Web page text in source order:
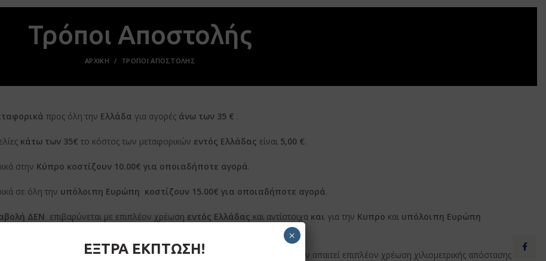
Τρόποι Αποστολής
ΑΡΧΙΚΉ ΤΡΌΠΟΙ ΑΠΟΣΤΟΛΉΣ
προς όλη την Ελλάδα για αγορές άνω των 35 € .
κάτω των 35€ το κόστος των μεταφορικών εντός Ελλάδας είναι 5,00 €.
στην Κύπρο κοστίζουν 10.00€ για οποιαδήποτε αγορά.
σε όλη την υπόλοιπη Ευρώπη κοστίζουν 15.00€ για οποιαδήποτε αγορά.
ΔΕΝ επιβαρύνεται με επιπλέον χρέωση εντός Ελλάδας και αντίστοιχα και για την Κυπρο και υπόλοιπη Ευρώπη
ποσού αγοράς
παραδίδονται στη διεύθυνση του πελάτη (εφόσον η μεταφορική εταιρεία δεν απαιτεί επιπλέον χρέωση χιλιομετρικής απόστασης –
ΕΞΤΡΑ ΕΚΠΤΩΣΗ!
×